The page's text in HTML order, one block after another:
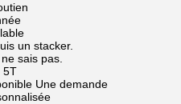
un stacker.
sais pas.
5T
Une demande